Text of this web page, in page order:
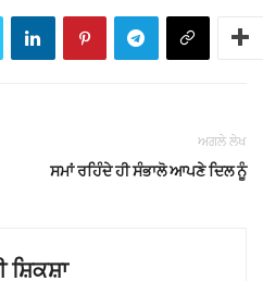
ਅਗਲੇ ਲੇਖ
ਸਮਾਂ ਰਹਿੰਦੇ ਹੀ ਸੰਭਾਲੋ ਆਪਣੇ ਦਿਲ ਨੂੰ
ਸ਼ਿਕਸ਼ਾ